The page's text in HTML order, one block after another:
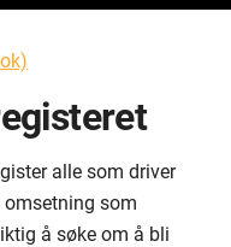
alle som driver
som
å søke om å bli